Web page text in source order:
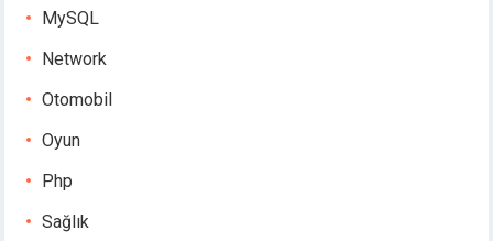
MySQL
Network
Otomobil
Oyun
Php
Sağlık